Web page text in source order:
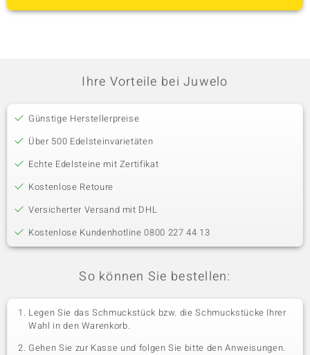
Ihre Vorteile bei Juwelo
Günstige Herstellerpreise
Über 500 Edelsteinvarietäten
Echte Edelsteine mit Zertifikat
Kostenlose Retoure
Versicherter Versand mit DHL
Kostenlose Kundenhotline 0800 227 44 13
So können Sie bestellen:
Legen Sie das Schmuckstück bzw. die Schmuckstücke Ihrer
Wahl in den Warenkorb.
Gehen Sie zur Kasse und folgen Sie bitte den Anweisungen.